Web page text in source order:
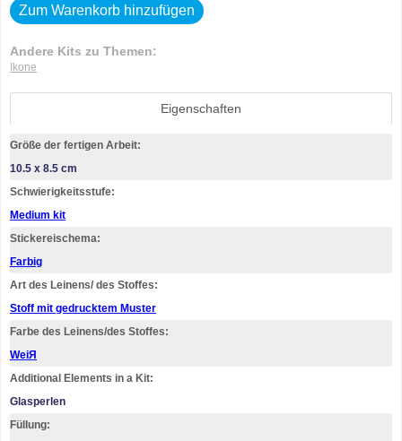
Zum Warenkorb hinzufügen
Andere Kits zu Themen:
Ikone
Eigenschaften
Größe der fertigen Arbeit:
10.5 x 8.5 cm
Schwierigkeitsstufe:
Medium kit
Stickereischema:
Farbig
Art des Leinens/ des Stoffes:
Stoff mit gedrucktem Muster
Farbe des Leinens/des Stoffes:
WeiЯ
Additional Elements in a Kit:
Glasperlen
Füllung: